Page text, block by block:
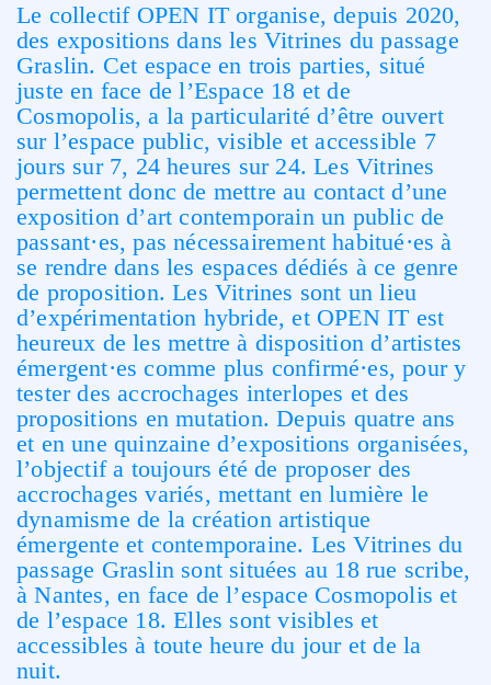
Le collectif OPEN IT organise, depuis 2020,
des expositions dans les Vitrines du passage
Graslin. Cet espace en trois parties, situé
juste en face de l’Espace 18 et de
Cosmopolis, a la particularité d’être ouvert
sur l’espace public, visible et accessible 7
jours sur 7, 24 heures sur 24. Les Vitrines
permettent donc de mettre au contact d’une
exposition d’art contemporain un public de
passant·es, pas nécessairement habitué·es à
se rendre dans les espaces dédiés à ce genre
de proposition. Les Vitrines sont un lieu
d’expérimentation hybride, et OPEN IT est
heureux de les mettre à disposition d’artistes
émergent·es comme plus confirmé·es, pour y
tester des accrochages interlopes et des
propositions en mutation. Depuis quatre ans
et en une quinzaine d’expositions organisées,
l’objectif a toujours été de proposer des
accrochages variés, mettant en lumière le
dynamisme de la création artistique
émergente et contemporaine. Les Vitrines du
passage Graslin sont situées au 18 rue scribe,
à Nantes, en face de l’espace Cosmopolis et
de l’espace 18. Elles sont visibles et
accessibles à toute heure du jour et de la
nuit.